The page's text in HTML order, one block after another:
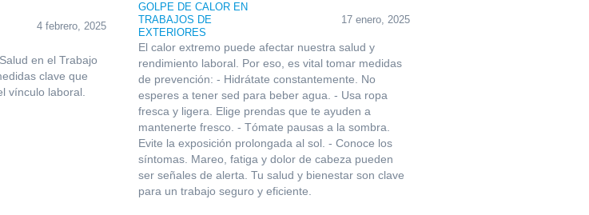
4 febrero, 2025
en el Trabajo
clave que
vínculo laboral.
GOLPE DE CALOR EN
TRABAJOS DE
EXTERIORES
17 enero, 2025
El calor extremo puede afectar nuestra salud y
rendimiento laboral. Por eso, es vital tomar medidas
de prevención: - Hidrátate constantemente. No
esperes a tener sed para beber agua. - Usa ropa
fresca y ligera. Elige prendas que te ayuden a
mantenerte fresco. - Tómate pausas a la sombra.
Evite la exposición prolongada al sol. - Conoce los
síntomas. Mareo, fatiga y dolor de cabeza pueden
ser señales de alerta. Tu salud y bienestar son clave
para un trabajo seguro y eficiente.